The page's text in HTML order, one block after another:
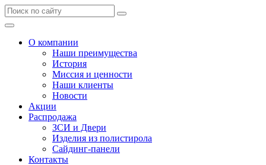
О компании
Наши преимущества
История
Миссия и ценности
Наши клиенты
Новости
Акции
Распродажа
ЗСИ и Двери
Изделия из полистирола
Сайдинг-панели
Контакты